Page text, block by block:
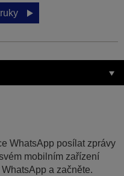
WhatsApp posílat zprávy
mobilním zařízení
a začněte.